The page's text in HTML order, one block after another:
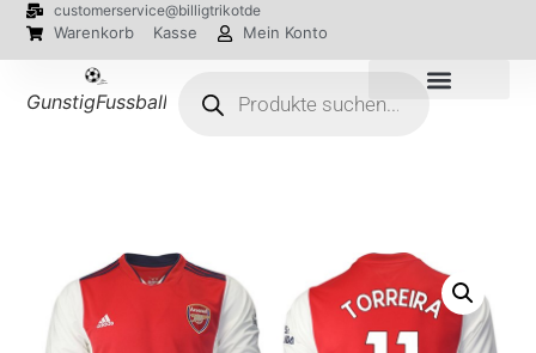
customerservice@billigtrikotde
Warenkorb Kasse Mein Konto
GunstigFussballTrikot